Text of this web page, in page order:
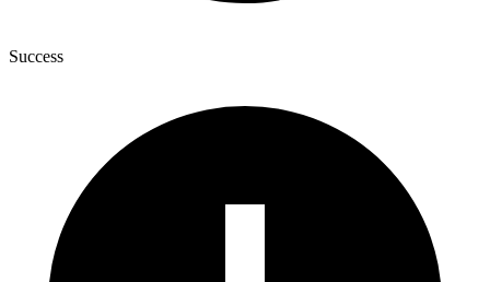
Success